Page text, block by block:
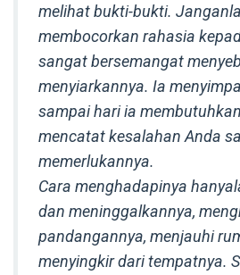
melihat bukti-bukti.
membocorkan rahasia
sangat bersemangat
menyiarkannya. Ia
sampai hari ia
mencatat kesalahan Anda
memerlukannya.
Cara menghadapinya
dan meninggalkannya,
pandangannya, menjauhi
menyingkir dari tempatnya.